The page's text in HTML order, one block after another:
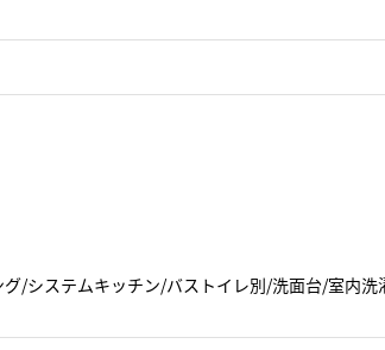
/システムキッチン/バストイレ別/洗面台/室内